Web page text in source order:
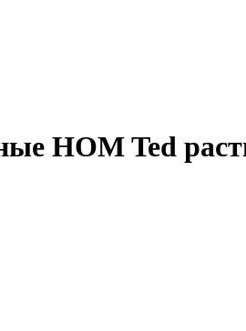
HOM Ted